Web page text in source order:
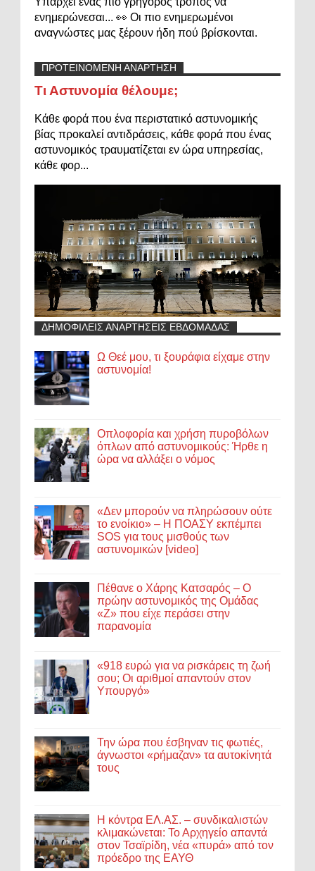
ενημερώνεσαι... 👀 Οι πιο ενημερωμένοι
αναγνώστες μας ξέρουν ήδη πού βρίσκονται.
ΠΡΟΤΕΙΝΟΜΕΝΗ ΑΝΑΡΤΗΣΗ
Τι Αστυνομία θέλουμε;
Κάθε φορά που ένα περιστατικό αστυνομικής
βίας προκαλεί αντιδράσεις, κάθε φορά που ένας
αστυνομικός τραυματίζεται εν ώρα υπηρεσίας,
κάθε φορ...
ΔΗΜΟΦΙΛΕΙΣ ΑΝΑΡΤΗΣΕΙΣ ΕΒΔΟΜΑΔΑΣ
Ω Θεέ μου, τι ξουράφια είχαμε στην
αστυνομία!
Οπλοφορία και χρήση πυροβόλων
όπλων από αστυνομικούς: Ήρθε η
ώρα να αλλάξει ο νόμος
«Δεν μπορούν να πληρώσουν ούτε
το ενοίκιο» – Η ΠΟΑΣΥ εκπέμπει
SOS για τους μισθούς των
αστυνομικών [video]
Πέθανε ο Χάρης Κατσαρός – Ο
πρώην αστυνομικός της Ομάδας
«Ζ» που είχε περάσει στην
παρανομία
«918 ευρώ για να ρισκάρεις τη ζωή
σου; Οι αριθμοί απαντούν στον
Υπουργό»
Την ώρα που έσβηναν τις φωτιές,
άγνωστοι «ρήμαζαν» τα αυτοκίνητά
τους
Η κόντρα ΕΛ.ΑΣ. – συνδικαλιστών
κλιμακώνεται: Το Αρχηγείο απαντά
στον Τσαϊρίδη, νέα «πυρά» από τον
πρόεδρο της ΕΑΥΘ